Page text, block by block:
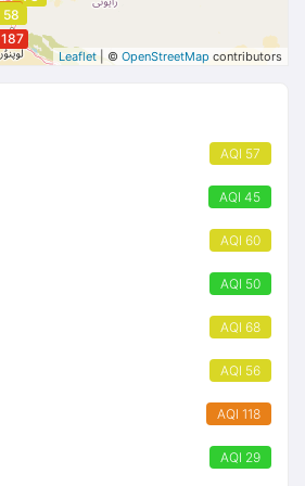
118
63
187
62
69
58
Leaflet | © OpenStreetMap contributors
AQI 57
AQI 45
AQI 60
AQI 50
AQI 68
AQI 56
AQI 118
AQI 29